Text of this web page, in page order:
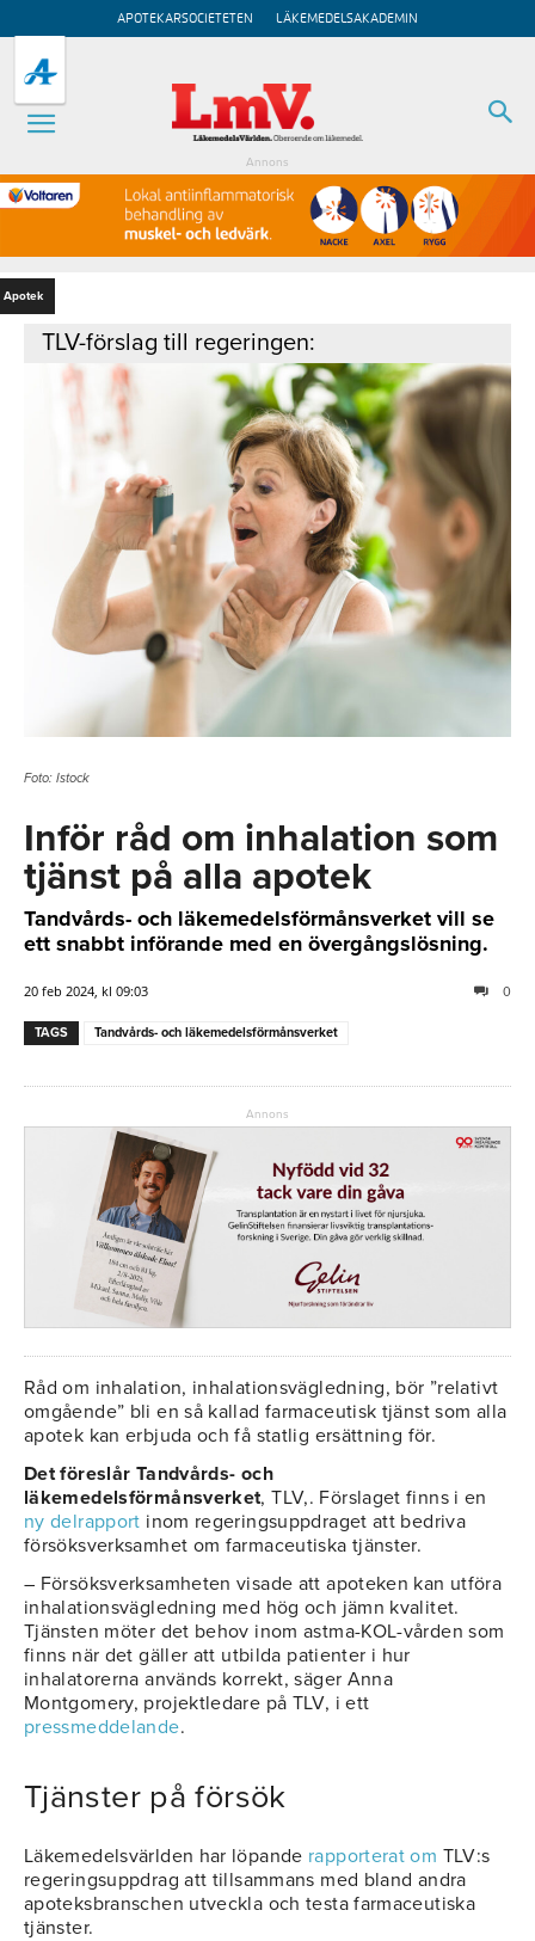
APOTEKARSOCIETETEN LÄKEMEDELSAKADEMIN
Annons
Apotek
TLV-förslag till regeringen:
Foto: Istock
Inför råd om inhalation som
tjänst på alla apotek
Tandvårds- och läkemedelsförmånsverket vill se
ett snabbt införande med en övergångslösning.
20 feb 2024, kl 09:03 0
TAGS Tandvårds- och läkemedelsförmånsverket
Annons
Råd om inhalation, inhalationsvägledning, bör ”relativt
omgående” bli en så kallad farmaceutisk tjänst som alla
apotek kan erbjuda och få statlig ersättning för.
Det föreslår Tandvårds- och
läkemedelsförmånsverket, TLV,. Förslaget finns i en
ny delrapport inom regeringsuppdraget att bedriva
försöksverksamhet om farmaceutiska tjänster.
– Försöksverksamheten visade att apoteken kan utföra
inhalationsvägledning med hög och jämn kvalitet.
Tjänsten möter det behov inom astma-KOL-vården som
finns när det gäller att utbilda patienter i hur
inhalatorerna används korrekt, säger Anna
Montgomery, projektledare på TLV, i ett
pressmeddelande.
Tjänster på försök
Läkemedelsvärlden har löpande rapporterat om TLV:s
regeringsuppdrag att tillsammans med bland andra
apoteksbranschen utveckla och testa farmaceutiska
tjänster.